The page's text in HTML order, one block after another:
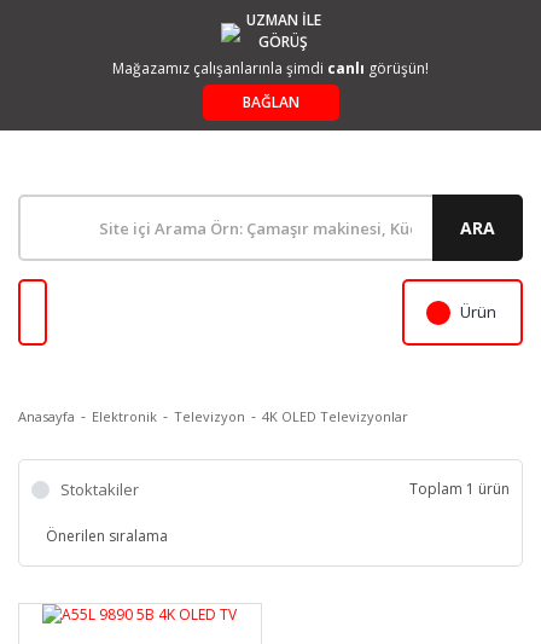
UZMAN İLE
GÖRÜŞ
Mağazamız çalışanlarınla şimdi canlı görüşün!
BAĞLAN
ARA
Ürün
Anasayfa Elektronik Televizyon 4K OLED Televizyonlar
Stoktakiler Toplam 1 ürün